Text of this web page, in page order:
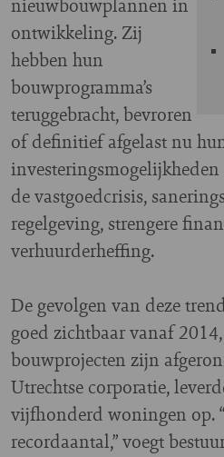
ontwikkeling. Zij
hebben hun
bouwprogramma’s
teruggebracht, bevroren
of definitief afgelast nu
de vastgoedcrisis,
regelgeving, strengere
verhuurderheffing.
De gevolgen van deze
goed zichtbaar vanaf
bouwprojecten zijn
Utrechtse corporatie,
vijfhonderd woningen op.
recordaantal,” voegt